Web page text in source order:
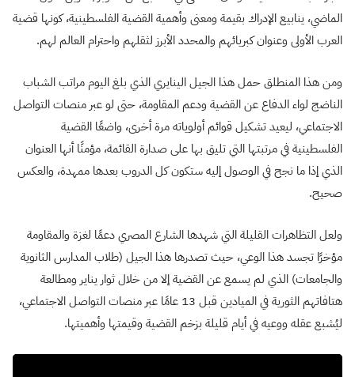
الماضي، ينابيع الإدراك بقيمة ومعنى وأهمية القضية الفلسطينية، كونها قضية
العرب الأولى وعنوان كبريائهم والمحدد الأبرز لثقلهم واحترام العالم لهم.
ومن هذا المنطلق حمل هذا الجيل الينايري الذي بلغ اليوم مراتب الشباب
الناضج لواء الدفاع عن القضية ودعم المقاومة، حتى لو عبر منصات التواصل
الاجتماعي، ليعيد تشكيل قوائم أولوياته مرة أخرى، واضعًا القضية
الفلسطينية في مرتبتها التي تليق بها على صدارة القائمة، مؤمنًا أنها العنوان
الذي إذا ما نجح في الوصول إليه ستكون كل الدروب بعدها ممهدة، والعكس
صحيح.
ولعل التظاهرات القليلة التي شهدها الشارع المصري دعمًا لغزة والمقاومة
مؤخرًا تجسد هذا الوعي، حيث تصدرها هذا الجيل (طلاب المدارس الثانوية
والجامعات) الذي لم يسمع عن القضية إلا من خلال ثوار يناير ومطالعة
هتافاتهم الثورية في الميادين قبل 13 عامًا عبر منصات التواصل الاجتماعي،
ليُشبع عقله ووعيه في أيام قليلة بزخم القضية وقيمتها وأهميتها.